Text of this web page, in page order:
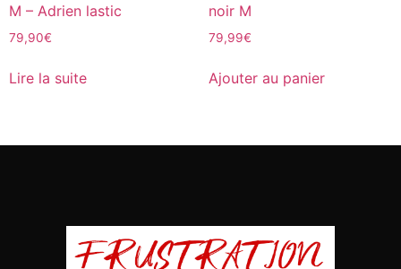
M – Adrien lastic
79,90€
Lire la suite
noir M
79,99€
Ajouter au panier